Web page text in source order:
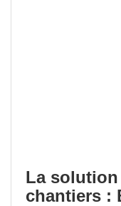
La
chantiers :